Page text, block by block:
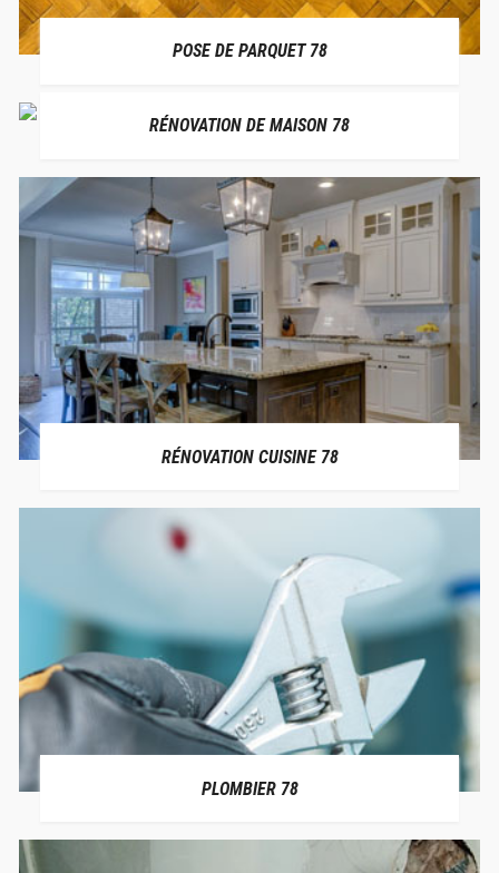
POSE DE PARQUET 78
RÉNOVATION DE MAISON 78
RÉNOVATION CUISINE 78
PLOMBIER 78